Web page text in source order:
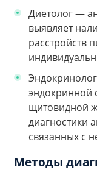
Диетолог —
выявляет
расстройств
эндокринной
щитовидной
диагностики
связанных с
Методы